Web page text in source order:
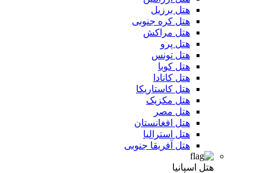
هتل برزیل
هتل کره جنوبی
هتل مراکش
هتل پرو
هتل تونس
هتل کوبا
هتل کانادا
هتل کاستاریکا
هتل مکزیک
هتل مصر
هتل افغانستان
هتل استرالیا
هتل آفریقا جنوبی
هتل اسپانیا